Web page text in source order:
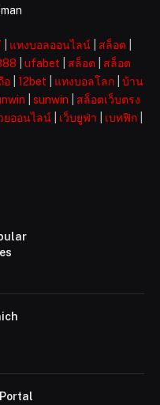
แทงบอลออนไลน์ สล็อต
ufabet สล็อต
สล็อต
อ 12bet แทงบอลโลก
บ้าน
sunwin
สล็อตเว็บตรง
ยออนไลน์ เว็บยูฟ่า เบทฟิก